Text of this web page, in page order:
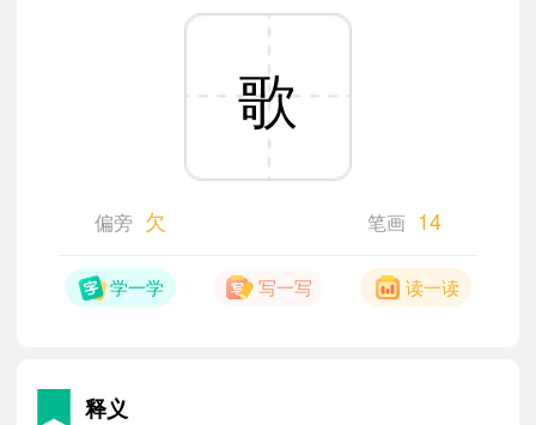
歌
偏旁 欠 笔画 14
学一学 写一写 读一读
释义